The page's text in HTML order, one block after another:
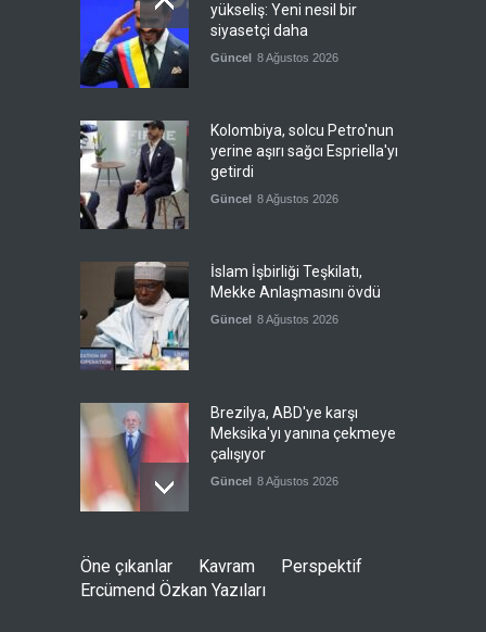
yükseliş: Yeni nesil bir
siyasetçi daha
Güncel 8 Ağustos 2026
Kolombiya, solcu Petro'nun
yerine aşırı sağcı Espriella'yı
getirdi
Güncel 8 Ağustos 2026
İslam İşbirliği Teşkilatı,
Mekke Anlaşmasını övdü
Güncel 8 Ağustos 2026
Brezilya, ABD'ye karşı
Meksika'yı yanına çekmeye
çalışıyor
Güncel 8 Ağustos 2026
Libya'da rafineriye İHA
saldırısı
Öne çıkanlar Kavram
Perspektif
Ercümend Özkan Yazıları